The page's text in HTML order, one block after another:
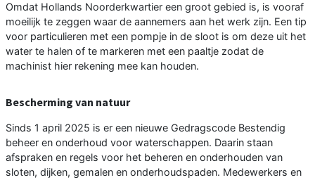
Omdat Hollands Noorderkwartier een groot gebied is, is vooraf
moeilijk te zeggen waar de aannemers aan het werk zijn. Een tip
voor particulieren met een pompje in de sloot is om deze uit het
water te halen of te markeren met een paaltje zodat de
machinist hier rekening mee kan houden.
Bescherming van natuur
Sinds 1 april 2025 is er een nieuwe Gedragscode Bestendig
beheer en onderhoud voor waterschappen. Daarin staan
afspraken en regels voor het beheren en onderhouden van
sloten, dijken, gemalen en onderhoudspaden. Medewerkers en